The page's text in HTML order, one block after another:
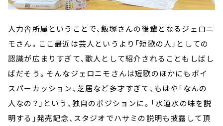
人力舎所属ということで、飯塚さんの後輩となるジェロニ
モさん。ここ最近は芸人というより「短歌の人」としての
認識が広まりすぎて、歌人として紹介されることもしばし
ばだそう。そんなジェロニモさんは短歌のほかにもボイ
スパーカッション、芝居など多才すぎて、もはや「なんの
人なの？」という、独自のポジションに。「水道水の味を説
明する」発売記念、スタジオでハサミの説明も披露して頂